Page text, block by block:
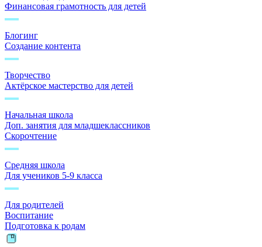
Финансовая грамотность для детей
Блогинг
Создание контента
Творчество
Актёрское мастерство для детей
Начальная школа
Доп. занятия для младшеклассников
Скорочтение
Средняя школа
Для учеников 5-9 класса
Для родителей
Воспитание
Подготовка к родам